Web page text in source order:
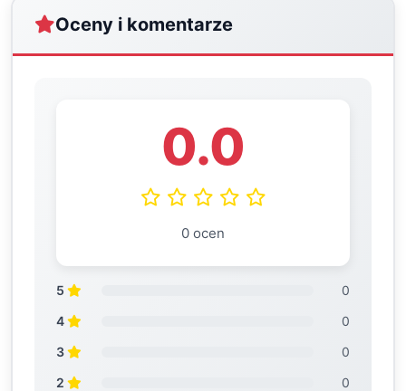
Oceny i komentarze
0.0
0 ocen
5
0
4
0
3
0
2
0